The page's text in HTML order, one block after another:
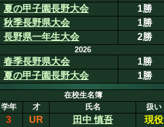
夏の甲子園長野大会
1勝
秋季長野県大会
1勝
長野県一年生大会
2勝
2026
春季長野県大会
1勝
夏の甲子園長野大会
1勝
在校生名簿
学年
才 氏名 扱い
3 UR 田中 慎吾
現役